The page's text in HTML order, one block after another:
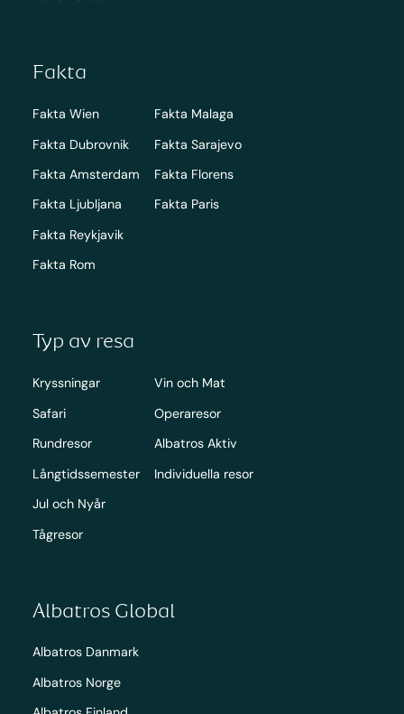
Fakta
Fakta Wien
Fakta Dubrovnik
Fakta Amsterdam
Fakta Ljubljana
Fakta Reykjavik
Fakta Rom
Fakta Malaga
Fakta Sarajevo
Fakta Florens
Fakta Paris
Typ av resa
Kryssningar
Safari
Rundresor
Långtidssemester
Jul och Nyår
Tågresor
Vin och Mat
Operaresor
Albatros Aktiv
Individuella resor
Albatros Global
Albatros Danmark
Albatros Norge